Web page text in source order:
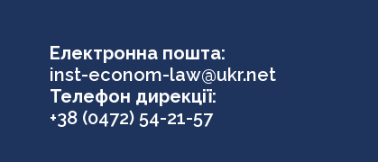
Електронна пошта:
inst-econom-law@ukr.net
Телефон дирекції:
+38 (0472) 54-21-57